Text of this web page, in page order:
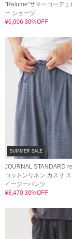
”Relume”サマーコーデュ
ー ショーツ
¥6,006 30%OFF
SUMMER SALE
JOURNAL STANDARD
コットンリネン カスリ
イージーパンツ
¥8,470 30%OFF